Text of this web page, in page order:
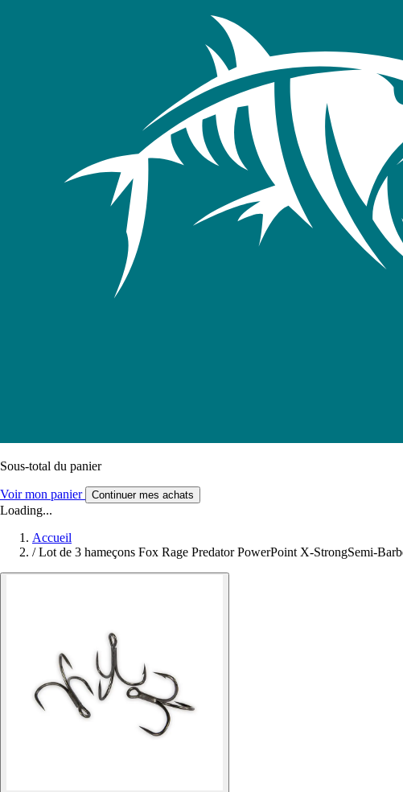
Sous-total du panier
Voir mon panier Continuer mes achats
Loading...
Accueil
/ Lot de 3 hameçons Fox Rage Predator PowerPoint X-StrongSemi-